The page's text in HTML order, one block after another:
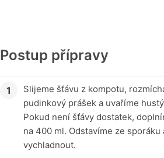
Postup přípravy
Slijeme šťávu z kompotu,
pudinkový prášek a uvaříme
Pokud není šťávy dostatek,
na 400 ml. Odstavíme ze sporáku
vychladnout.